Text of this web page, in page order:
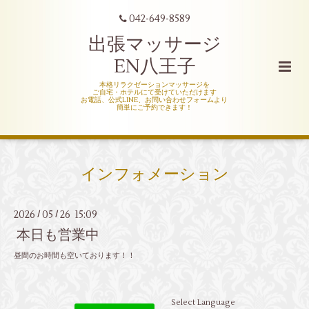
042-649-8589
出張マッサージ
EN八王子
本格リラクゼーションマッサージを
ご自宅・ホテルにて受けていただけます
お電話、公式LINE、お問い合わせフォームより
簡単にご予約できます！
インフォメーション
2026 / 05 /26 15:09
本日も営業中
昼間のお時間も空いております！！
Select Language